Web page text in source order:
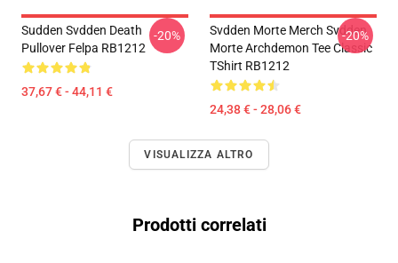
Sudden Svdden Death
Pullover Felpa RB1212
37,67 € - 44,11 €
-20%
Svdden Morte Merch Svdden
Morte Archdemon Tee Classic
TShirt RB1212
24,38 € - 28,06 €
-20%
VISUALIZZA ALTRO
Prodotti correlati